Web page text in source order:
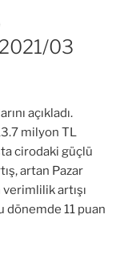
03
açıkladı.
milyon TL
cirodaki güçlü
artan Pazar
artışı
dönemde 11 puan